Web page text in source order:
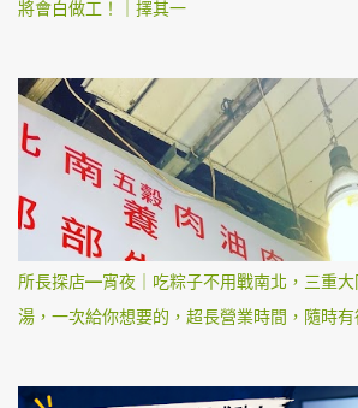
將會白做工！｜擇其一
所長探店—宵夜｜吃粽子不用戰南北，三重大
湯，一次給你想要的，超長營業時間，隨時有